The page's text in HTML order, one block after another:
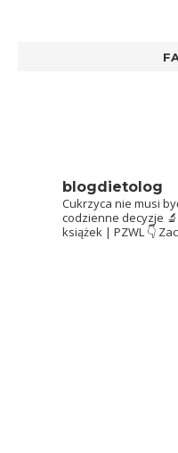
blogdietolog
Cukrzyca nie musi
codzienne decyzje 🔬
książek | PZWL 👇